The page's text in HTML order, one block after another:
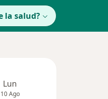
la salud?
Lun
10 Ago